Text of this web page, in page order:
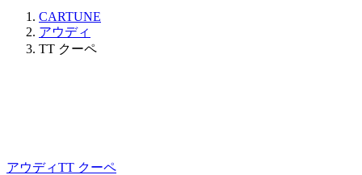
CARTUNE
アウディ
TT クーペ
アウディTT クーペ